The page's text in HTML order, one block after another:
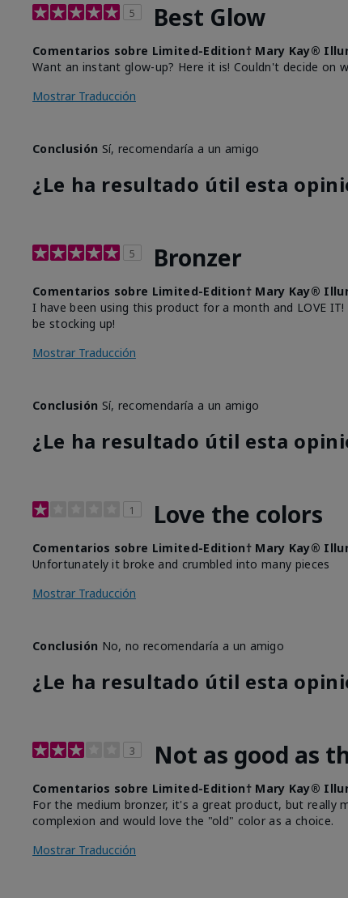
5 Best Glow
Comentarios sobre Limited-Edition† Mary Kay®
Want an instant glow-up? Here it is! Couldn't decide on
Mostrar Traducción
Conclusión Sí, recomendaría a un amigo
¿Le ha resultado útil esta
5 Bronzer
Comentarios sobre Limited-Edition† Mary Kay®
I have been using this product for a month and LOVE
be stocking up!
Mostrar Traducción
Conclusión Sí, recomendaría a un amigo
¿Le ha resultado útil esta
1 Love the colors
Comentarios sobre Limited-Edition† Mary Kay®
Unfortunately it broke and crumbled into many pieces
Mostrar Traducción
Conclusión No, no recomendaría a un amigo
¿Le ha resultado útil esta
3 Not as good as
Comentarios sobre Limited-Edition† Mary Kay®
For the medium bronzer, it's a great product, but really
complexion and would love the "old" color as a choice.
Mostrar Traducción